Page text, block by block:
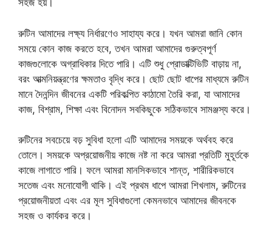
সহজ হয়।
রুটিন আমাদের লক্ষ্য নির্ধারণেও সাহায্য করে। যখন আমরা জানি কোন
সময়ে কোন কাজ করতে হবে, তখন আমরা আমাদের গুরুত্বপূর্ণ
কাজগুলোকে অগ্রাধিকার দিতে পারি। এটি শুধু প্রোডাক্টিভিটি বাড়ায় না,
বরং আত্মনিয়ন্ত্রণের ক্ষমতাও বৃদ্ধি করে। ছোট ছোট ধাপের মাধ্যমে রুটিন
মানে দৈনন্দিন জীবনের একটি পরিকল্পিত কাঠামো তৈরি করা, যা আমাদের
কাজ, বিশ্রাম, শিক্ষা এবং বিনোদন সবকিছুকে সঠিকভাবে সামঞ্জস্য করে।
রুটিনের সবচেয়ে বড় সুবিধা হলো এটি আমাদের সময়কে অর্থবহ করে
তোলে। সময়কে অপ্রয়োজনীয় কাজে নষ্ট না করে আমরা প্রতিটি মুহূর্তকে
কাজে লাগাতে পারি। ফলে আমরা মানসিকভাবে শান্ত, শারীরিকভাবে
সতেজ এবং মনোযোগী থাকি। এই প্রথম ধাপে আমরা শিখলাম, রুটিনের
প্রয়োজনীয়তা এবং এর মূল সুবিধাগুলো কেমনভাবে আমাদের জীবনকে
সহজ ও কার্যকর করে।